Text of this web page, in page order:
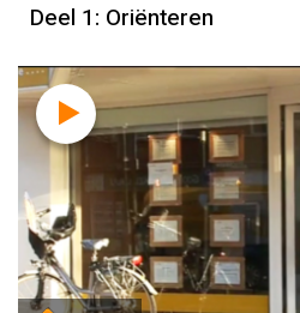
Deel 1: Oriënteren